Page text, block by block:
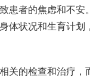
患者的焦虑和不
状况和生育计划
关的检查和治疗